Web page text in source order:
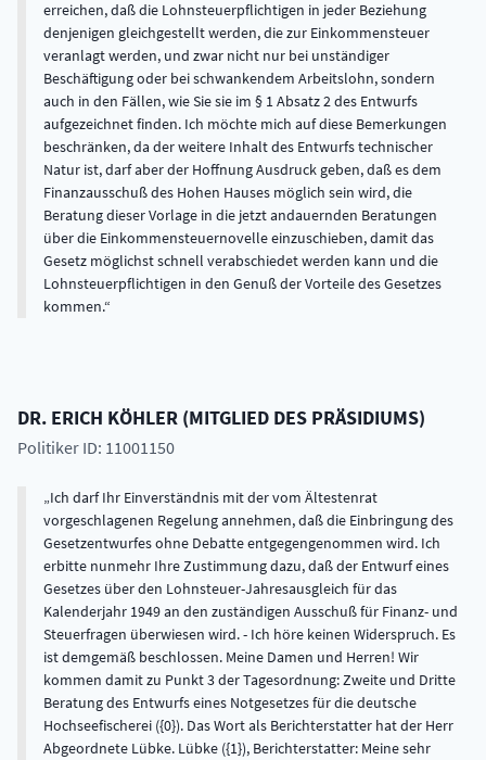
erreichen, daß die Lohnsteuerpflichtigen in jeder Beziehung
denjenigen gleichgestellt werden, die zur Einkommensteuer
veranlagt werden, und zwar nicht nur bei unständiger
Beschäftigung oder bei schwankendem Arbeitslohn, sondern
auch in den Fällen, wie Sie sie im § 1 Absatz 2 des Entwurfs
aufgezeichnet finden. Ich möchte mich auf diese Bemerkungen
beschränken, da der weitere Inhalt des Entwurfs technischer
Natur ist, darf aber der Hoffnung Ausdruck geben, daß es dem
Finanzausschuß des Hohen Hauses möglich sein wird, die
Beratung dieser Vorlage in die jetzt andauernden Beratungen
über die Einkommensteuernovelle einzuschieben, damit das
Gesetz möglichst schnell verabschiedet werden kann und die
Lohnsteuerpflichtigen in den Genuß der Vorteile des Gesetzes
kommen.
DR. ERICH KÖHLER (MITGLIED DES PRÄSIDIUMS)
Politiker ID: 11001150
Ich darf Ihr Einverständnis mit der vom Ältestenrat
vorgeschlagenen Regelung annehmen, daß die Einbringung des
Gesetzentwurfes ohne Debatte entgegengenommen wird. Ich
erbitte nunmehr Ihre Zustimmung dazu, daß der Entwurf eines
Gesetzes über den Lohnsteuer-Jahresausgleich für das
Kalenderjahr 1949 an den zuständigen Ausschuß für Finanz- und
Steuerfragen überwiesen wird. - Ich höre keinen Widerspruch. Es
ist demgemäß beschlossen. Meine Damen und Herren! Wir
kommen damit zu Punkt 3 der Tagesordnung: Zweite und Dritte
Beratung des Entwurfs eines Notgesetzes für die deutsche
Hochseefischerei ({0}). Das Wort als Berichterstatter hat der Herr
Abgeordnete Lübke. Lübke ({1}), Berichterstatter: Meine sehr